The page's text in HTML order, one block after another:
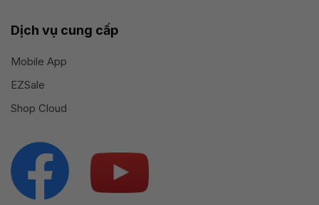
Dịch vụ cung cấp
Mobile App
EZSale
Shop Cloud